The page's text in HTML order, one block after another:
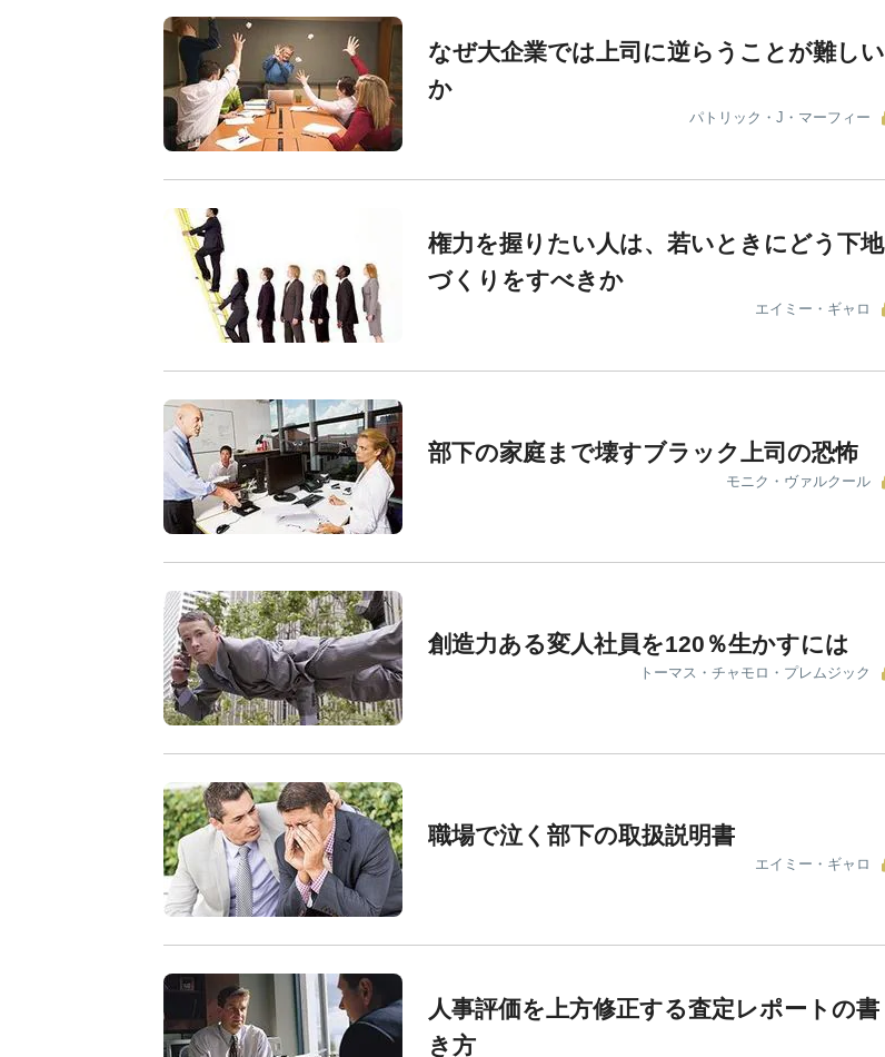
なぜ大企業では上司に逆らうことが難しい
か
パトリック・J・マーフィー
権力を握りたい人は、若いときにどう下地
づくりをすべきか
エイミー・ギャロ
部下の家庭まで壊すブラック上司の恐怖
モニク・ヴァルクール
創造力ある変人社員を120％生かすには
トーマス・チャモロ・プレムジック
職場で泣く部下の取扱説明書
エイミー・ギャロ
人事評価を上方修正する査定レポートの書
き方